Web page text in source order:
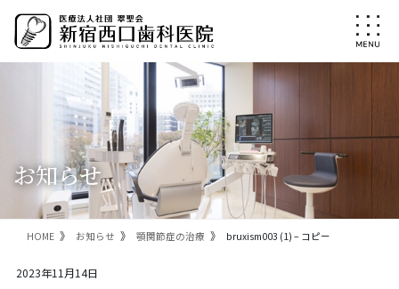
ン
ー
お知らせ
HOME お知らせ 顎関節症の治療 bruxism003 (1) – コピー
2023年11月14日